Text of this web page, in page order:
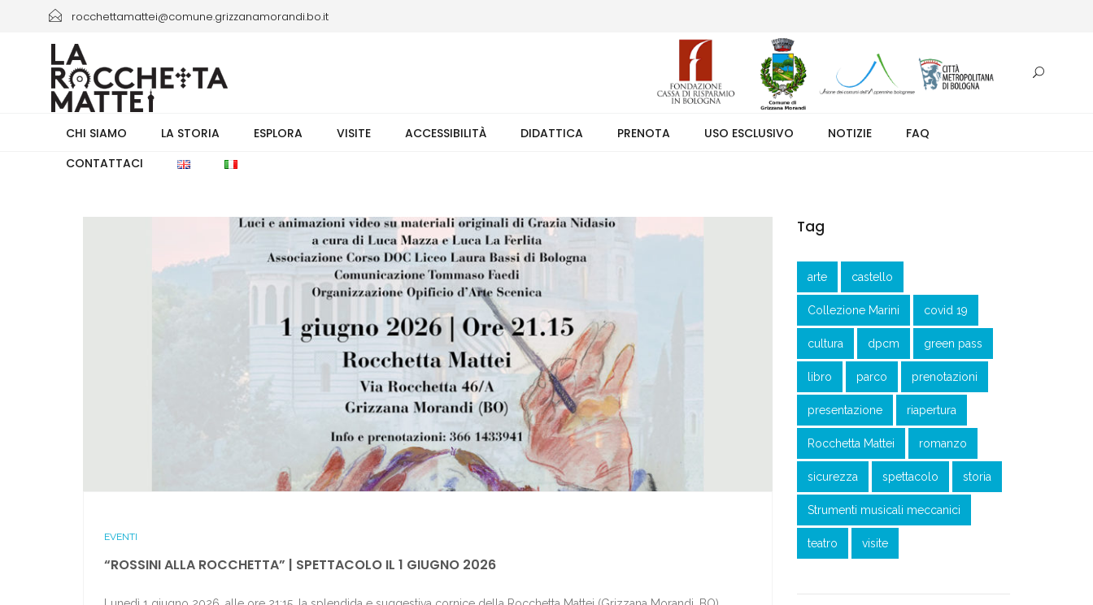
rocchettamattei@comune.grizzanamorandi.bo.it
+39 3661433941/+39 051 6730335 orario 8.00-13.30 (weekend +39 351 7373891 orario 9.00-17.30). Ingresso solo su prenotazione.
CHI SIAMO LA STORIA ESPLORA VISITE ACCESSIBILITÀ DIDATTICA PRENOTA USO ESCLUSIVO NOTIZIE
FAQ
CONTATTACI
EVENTI
“ROSSINI ALLA ROCCHETTA” | SPETTACOLO IL 1 GIUGNO 2026
Tag
arte castello
Collezione Marini covid 19
cultura dpcm green pass
libro parco prenotazioni
presentazione riapertura
Rocchetta Mattei romanzo
sicurezza spettacolo storia
Strumenti musicali meccanici
teatro visite